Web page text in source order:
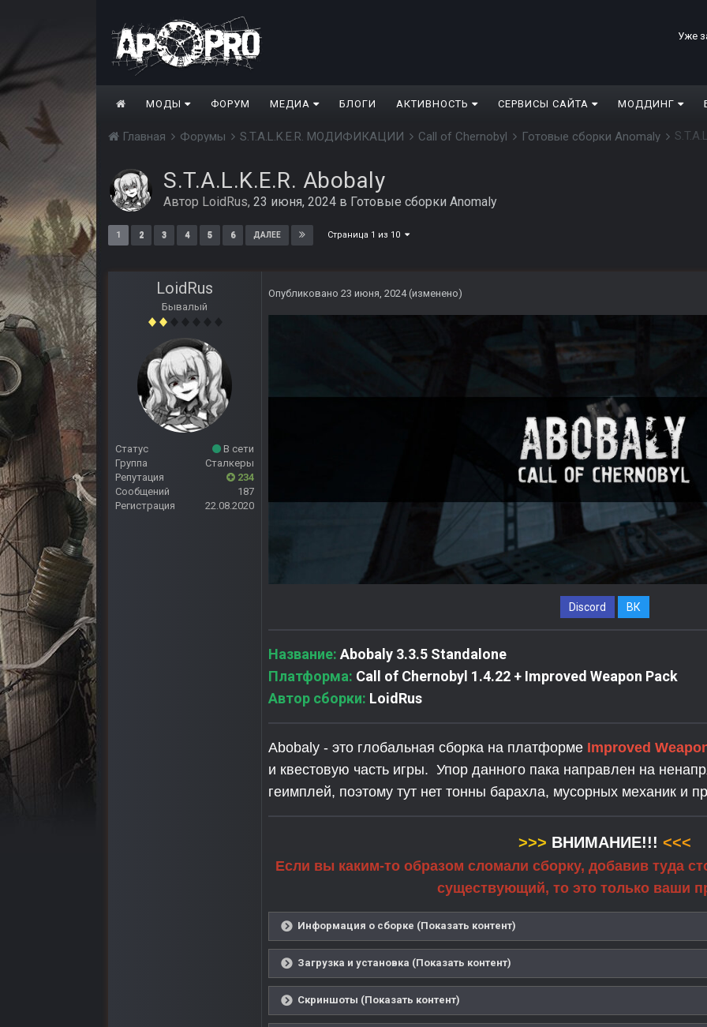
Уже
МОДЫ ФОРУМ МЕДИА БЛОГИ АКТИВНОСТЬ СЕРВИСЫ САЙТА МОДДИНГ
Главная Форумы S.T.A.L.K.E.R. МОДИФИКАЦИИ Call of Chernobyl Готовые сборки Anomaly
S.T.A.L.K.E.R. Abobaly
Автор LoidRus, 23 июня, 2024 в Готовые сборки Anomaly
1 2 3 4 5 6 ДАЛЕЕ Страница 1 из 10
LoidRus
Бывалый
Статус
В сети
Группа
Сталкеры
Репутация
234
Сообщений
187
Регистрация
22.08.2020
Опубликовано 23 июня, 2024 (изменено)
Discord ВК
Название: Abobaly 3.3.5 Standalone
Платформа: Call of Chernobyl 1.4.22 + Improved Weapon Pack
Автор сборки: LoidRus
Abobaly - это глобальная сборка на платформе Improved
и квестовую часть игры. Упор данного пака направлен на
геимплей, поэтому тут нет тонны барахла, мусорных механик и
>>> ВНИМАНИЕ!!! <<<
Если вы каким-то образом сломали сборку, добавив туда
существующий, то это только ваши
Информация о сборке (Показать контент)
Загрузка и установка (Показать контент)
Скриншоты (Показать контент)